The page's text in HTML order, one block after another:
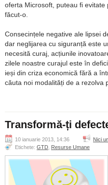
oferta Microsoft, puteau fi
făcut-o.
Consecințele negative ale lipsei
dar neglijarea cu siguranță este
necesită curaj, acțiunile
zilele noastre curajul este în
ieși din criza economică fără a
căuta noi modalități de a rezolva
Transformă-ți
10 ianuarie 2013, 14:36
Nici
Etichete: GTD Resurse Umane